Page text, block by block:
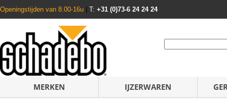
Openingstijden van 8.00-16u T: +31 (0)73-6 24 24 24
MERKEN IJZERWAREN